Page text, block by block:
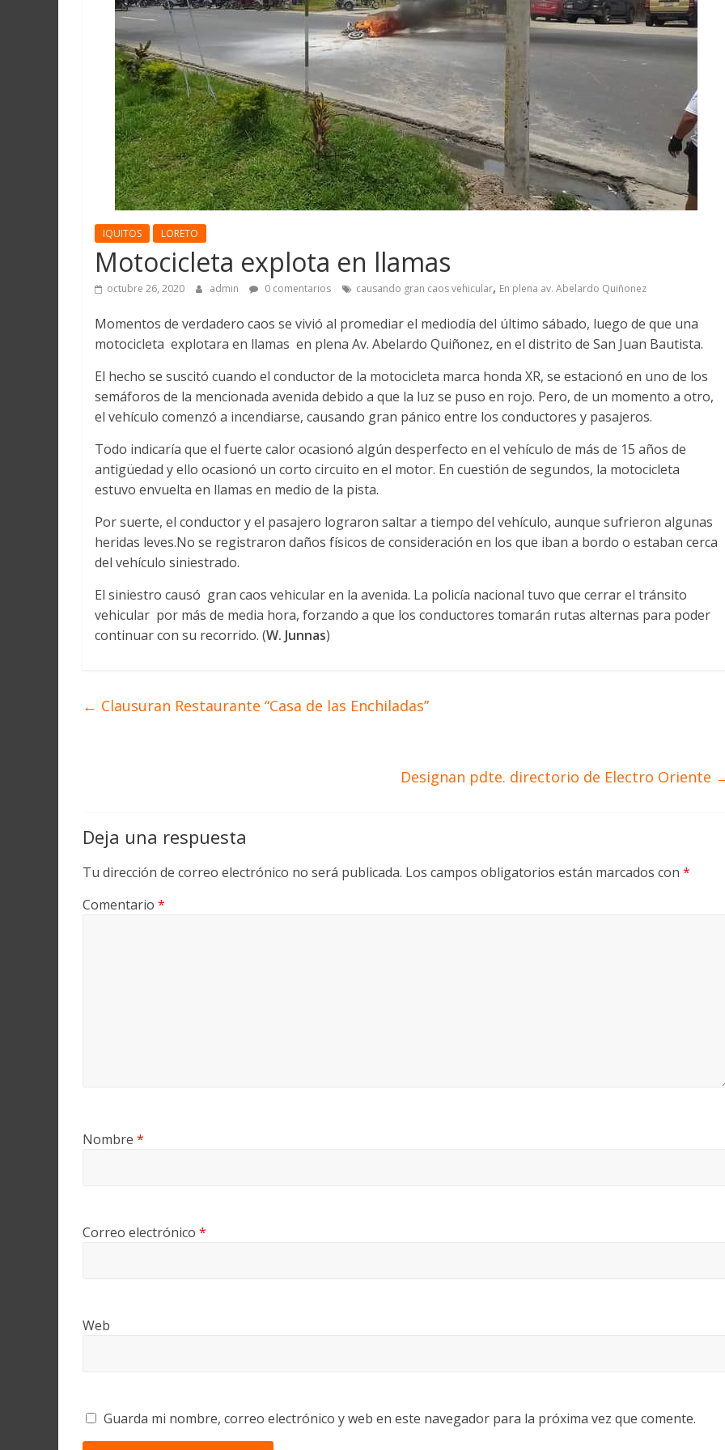
Martín
Loreto
IQUITOS LORETO
Motocicleta explota en llamas
octubre 26, 2020 admin 0 comentarios causando gran caos vehicular, En plena av. Abelardo Quiñonez
Momentos de verdadero caos se vivió al promediar el mediodía del último sábado, luego de que una
motocicleta explotara en llamas en plena Av. Abelardo Quiñonez, en el distrito de San Juan Bautista.
El hecho se suscitó cuando el conductor de la motocicleta marca honda XR, se estacionó en uno de los
semáforos de la mencionada avenida debido a que la luz se puso en rojo. Pero, de un momento a otro,
el vehículo comenzó a incendiarse, causando gran pánico entre los conductores y pasajeros.
Todo indicaría que el fuerte calor ocasionó algún desperfecto en el vehículo de más de 15 años de
antigüedad y ello ocasionó un corto circuito en el motor. En cuestión de segundos, la motocicleta
estuvo envuelta en llamas en medio de la pista.
Por suerte, el conductor y el pasajero lograron saltar a tiempo del vehículo, aunque sufrieron algunas
heridas leves.No se registraron daños físicos de consideración en los que iban a bordo o estaban cerca
del vehículo siniestrado.
El siniestro causó gran caos vehicular en la avenida. La policía nacional tuvo que cerrar el tránsito
vehicular por más de media hora, forzando a que los conductores tomarán rutas alternas para poder
continuar con su recorrido. (W. Junnas)
← Clausuran Restaurante “Casa de las Enchiladas”
Designan pdte. directorio de Electro Oriente
Deja una respuesta
Tu dirección de correo electrónico no será publicada. Los campos obligatorios están marcados con *
Comentario *
Nombre *
Correo electrónico *
Web
Guarda mi nombre, correo electrónico y web en este navegador para la próxima vez que comente.